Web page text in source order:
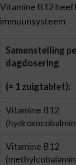
Vitamine B12
immuunsysteem
Samenstelling
dagdosering
(= 1 zuigtablet):
Vitamine B12
Vitamine B12